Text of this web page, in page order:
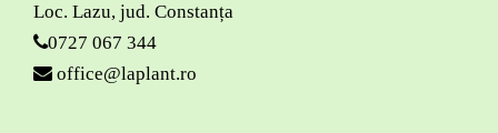
Loc. Lazu, jud. Constanța
0727 067 344
office@laplant.ro